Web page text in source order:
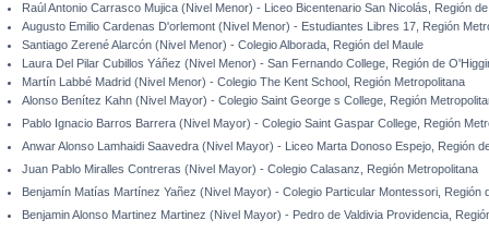
Raúl Antonio Carrasco Mujica (Nivel Menor) - Liceo Bicentenario San Nicolás, Región
Augusto Emilio Cardenas D'orlemont (Nivel Menor) - Estudiantes Libres 17, Región
Santiago Zerené Alarcón (Nivel Menor) - Colegio Alborada, Región del Maule
Laura Del Pilar Cubillos Yáñez (Nivel Menor) - San Fernando College, Región de
Martín Labbé Madrid (Nivel Menor) - Colegio The Kent School, Región Metropolitana
Alonso Benítez Kahn (Nivel Mayor) - Colegio Saint George s College, Región
Pablo Ignacio Barros Barrera (Nivel Mayor) - Colegio Saint Gaspar College, Región
Anwar Alonso Lamhaidi Saavedra (Nivel Mayor) - Liceo Marta Donoso Espejo, Región
Juan Pablo Miralles Contreras (Nivel Mayor) - Colegio Calasanz, Región Metropolitana
Benjamín Matías Martínez Yañez (Nivel Mayor) - Colegio Particular Montessori, Región
Benjamin Alonso Martinez Martinez (Nivel Mayor) - Pedro de Valdivia Providencia,